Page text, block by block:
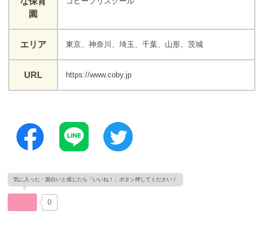
園
エリア 東京、神奈川、埼玉、千葉、山形、茨城
URL https://www.coby.jp
0